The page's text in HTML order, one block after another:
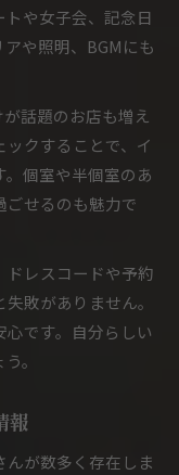
や女子会、記念日
や照明、BGMにも
話題のお店も増え
クすることで、イ
個室や半個室のあ
せるのも魅力で
ドレスコードや予約
敗がありません。
です。自分らしい
。
報
が数多く存在しま